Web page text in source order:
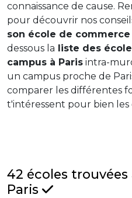
connaissance de cause.
pour découvrir nos
son école de commerce
dessous la liste des
campus à Paris intra-
un campus proche de
comparer les différentes
t'intéressent pour bien les
42 écoles trouvées
Paris